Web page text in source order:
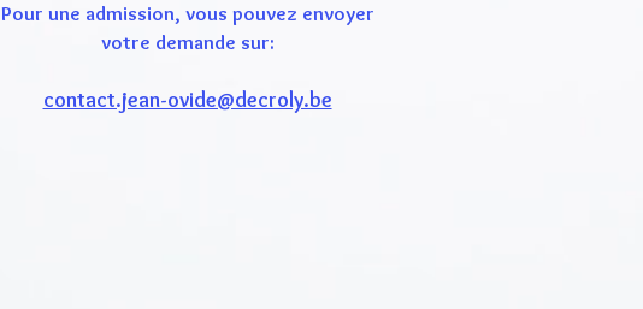
Pour une admission, vous pouvez envoyer
votre demande sur:
contact.jean-ovide@decroly.be